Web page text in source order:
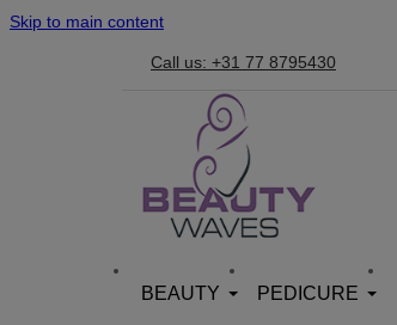
Skip to main content
Call us: +31 77 8795430
BEAUTY PEDICURE